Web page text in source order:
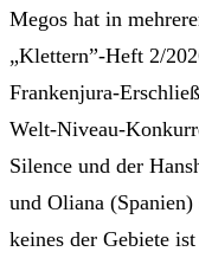
Megos hat in
„Klettern”-Heft 2/
Frankenjura-
Welt-Niveau-
Silence und der
und Oliana
keines der Gebiete